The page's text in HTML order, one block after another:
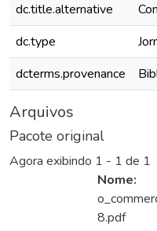
dc.title.alternative
dc.type
dcterms.provenance
Arquivos
Pacote original
Agora exibindo 1 - 1 de 1
Nome:
8.pdf